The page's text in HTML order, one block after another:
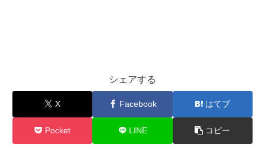
シェアする
X Facebook はてブ
Pocket LINE コピー